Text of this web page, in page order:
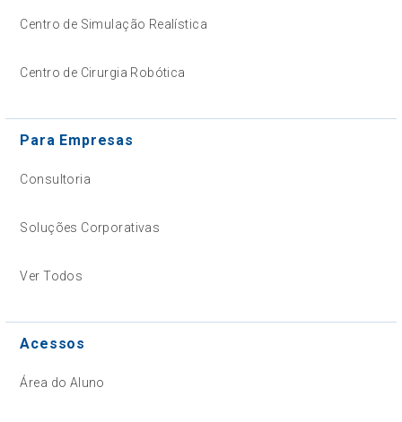
Centro de Simulação Realística
Centro de Cirurgia Robótica
Para Empresas
Consultoria
Soluções Corporativas
Ver Todos
Acessos
Área do Aluno